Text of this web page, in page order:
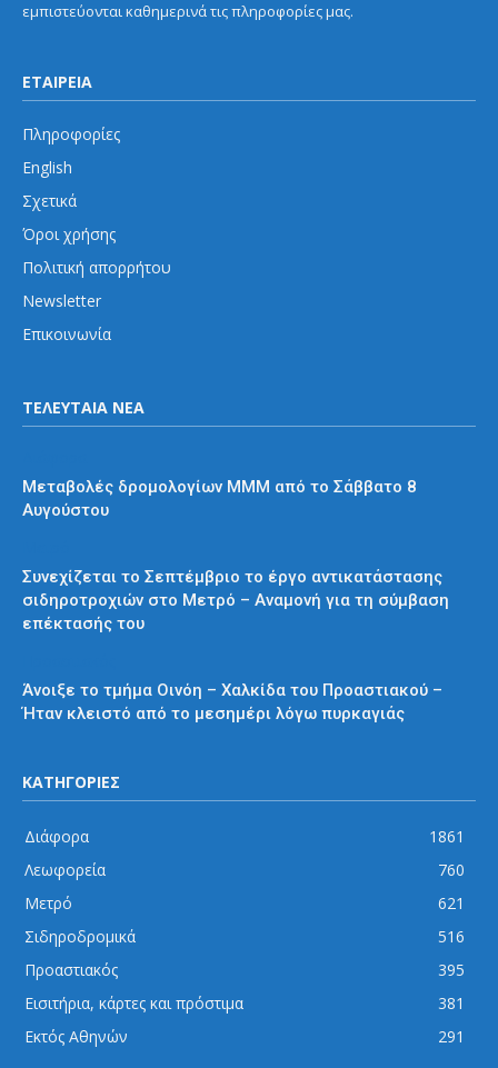
εμπιστεύονται καθημερινά τις πληροφορίες μας.
ΕΤΑΙΡΕΙΑ
Πληροφορίες
English
Σχετικά
Όροι χρήσης
Πολιτική απορρήτου
Newsletter
Επικοινωνία
ΤΕΛΕΥΤΑΙΑ ΝΕΑ
Μεταβολές δρομολογίων ΜΜΜ από το Σάββατο 8
Αυγούστου
Συνεχίζεται το Σεπτέμβριο το έργο αντικατάστασης
σιδηροτροχιών στο Μετρό – Αναμονή για τη σύμβαση
επέκτασής του
Άνοιξε το τμήμα Οινόη – Χαλκίδα του Προαστιακού –
Ήταν κλειστό από το μεσημέρι λόγω πυρκαγιάς
ΚΑΤΗΓΟΡΙΕΣ
Διάφορα
1861
Λεωφορεία
760
Μετρό
621
Σιδηροδρομικά
516
Προαστιακός
395
Εισιτήρια, κάρτες και πρόστιμα
381
Εκτός Αθηνών
291